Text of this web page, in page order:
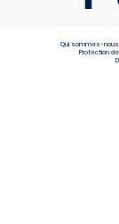
Qui sommes-nous
Protection